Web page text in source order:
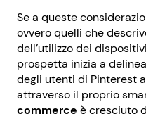
Se a queste
ovvero quelli che
dell’utilizzo dei
prospetta inizia a
degli utenti di Pinterest
attraverso il proprio
commerce è cresciuto